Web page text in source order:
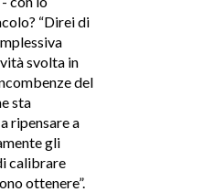
“Direi di
svolta in
del
sta
ripensare a
gli
calibrare
ottenere”.